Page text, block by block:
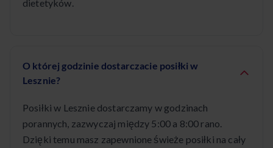
dietetyków.
O której godzinie dostarczacie posiłki w
Lesznie?
Posiłki w Lesznie dostarczamy w godzinach
porannych, zazwyczaj między 5:00 a 8:00 rano.
Dzięki temu masz zapewnione świeże posiłki na cały